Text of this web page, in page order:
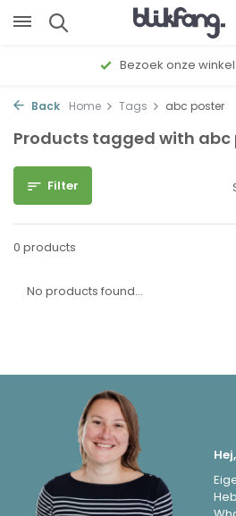
Bezoek onze
Back Home Tags abc poster
Products tagged with abc
Filter
0 products
No products found...